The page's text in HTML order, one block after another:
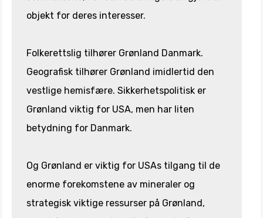
objekt for deres interesser.
Folkerettslig tilhører Grønland Danmark.
Geografisk tilhører Grønland imidlertid den
vestlige hemisfære. Sikkerhetspolitisk er
Grønland viktig for USA, men har liten
betydning for Danmark.
Og Grønland er viktig for USAs tilgang til de
enorme forekomstene av mineraler og
strategisk viktige ressurser på Grønland,